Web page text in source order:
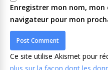
Enregistrer mon nom,
navigateur pour mon
Ce site utilise Akismet pour